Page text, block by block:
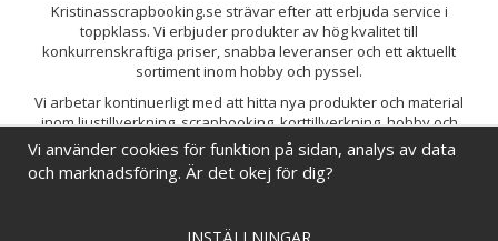
Kristinasscrapbooking.se strävar efter att erbjuda service i
toppklass. Vi erbjuder produkter av hög kvalitet till
konkurrenskraftiga priser, snabba leveranser och ett aktuellt
sortiment inom hobby och pyssel.
Vi arbetar kontinuerligt med att hitta nya produkter och material
inom ljustillverkning, scrapbooking, korttillverkning, hobby och
pyssel. Målet är att bredda sortimentet och löpande förbättra och
utveckla vårt utbud, så att du alltid kan hitta det du behöver hos oss.
Vi använder cookies för funktion på sidan, analys av data
och marknadsföring. Är det okej för dig?